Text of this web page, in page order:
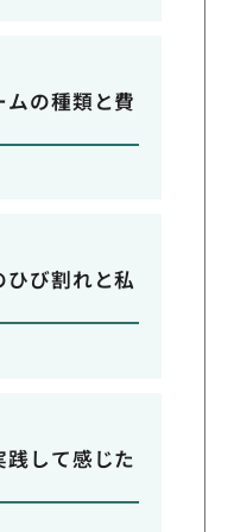
の種類と費
び割れと私
して感じた